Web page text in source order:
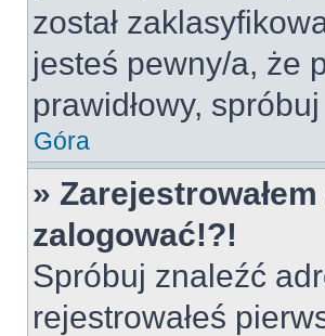
został
jesteś pewny/a, że
prawidłowy,
Góra
»
zalogować!?!
Spróbuj znaleźć
rejestrowałeś